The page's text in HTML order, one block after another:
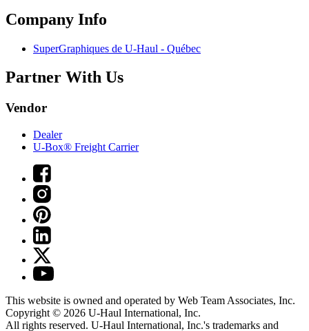
Company Info
SuperGraphiques de U-Haul - Québec
Partner With Us
Vendor
Dealer
U-Box® Freight Carrier
This website is owned and operated by Web Team Associates, Inc.
Copyright © 2026 U-Haul International, Inc.
All rights reserved. U-Haul International, Inc.'s trademarks and